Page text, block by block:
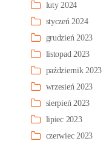
luty 2024
styczeń 2024
grudzień 2023
listopad 2023
październik 2023
wrzesień 2023
sierpień 2023
lipiec 2023
czerwiec 2023